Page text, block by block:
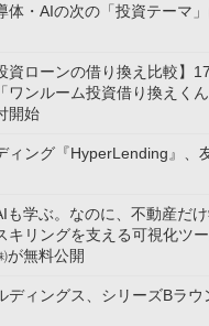
体・AIの次の「投資テーマ
資ローンの借り換え比較】
ワンルーム投資借り換えく
開始
ィング『HyperLending』、
も学ぶ。なのに、不動産だ
リングを支える可視化ツー
が無料公開
ディングス、シリーズBラ